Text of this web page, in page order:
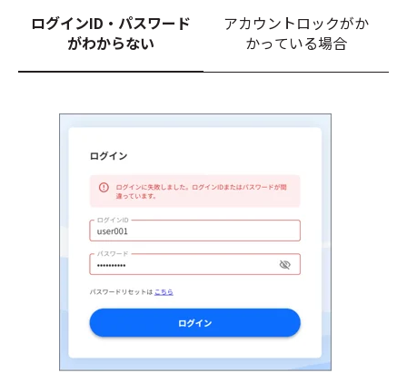
ログインID・パスワード
がわからない
アカウントロックがか
かっている場合